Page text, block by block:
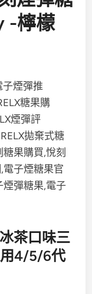
-檸檬
茶口味三
4/5/6代